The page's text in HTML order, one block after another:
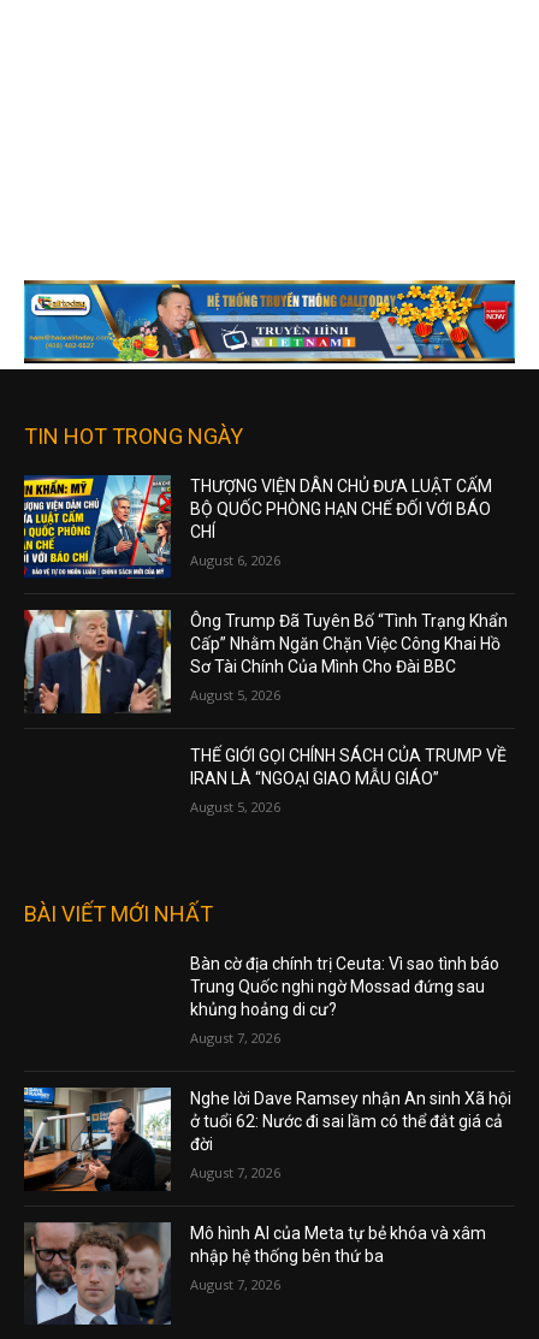
TIN HOT TRONG NGÀY
THƯỢNG VIỆN DÂN CHỦ ĐƯA LUẬT CẤM
BỘ QUỐC PHÒNG HẠN CHẾ ĐỐI VỚI BÁO
CHÍ
August 6, 2026
Ông Trump Đã Tuyên Bố “Tình Trạng Khẩn
Cấp” Nhằm Ngăn Chặn Việc Công Khai Hồ
Sơ Tài Chính Của Mình Cho Đài BBC
August 5, 2026
THẾ GIỚI GỌI CHÍNH SÁCH CỦA TRUMP VỀ
IRAN LÀ “NGOẠI GIAO MẪU GIÁO”
August 5, 2026
BÀI VIẾT MỚI NHẤT
Bàn cờ địa chính trị Ceuta: Vì sao tình báo
Trung Quốc nghi ngờ Mossad đứng sau
khủng hoảng di cư?
August 7, 2026
Nghe lời Dave Ramsey nhận An sinh Xã hội
ở tuổi 62: Nước đi sai lầm có thể đắt giá cả
đời
August 7, 2026
Mô hình AI của Meta tự bẻ khóa và xâm
nhập hệ thống bên thứ ba
August 7, 2026